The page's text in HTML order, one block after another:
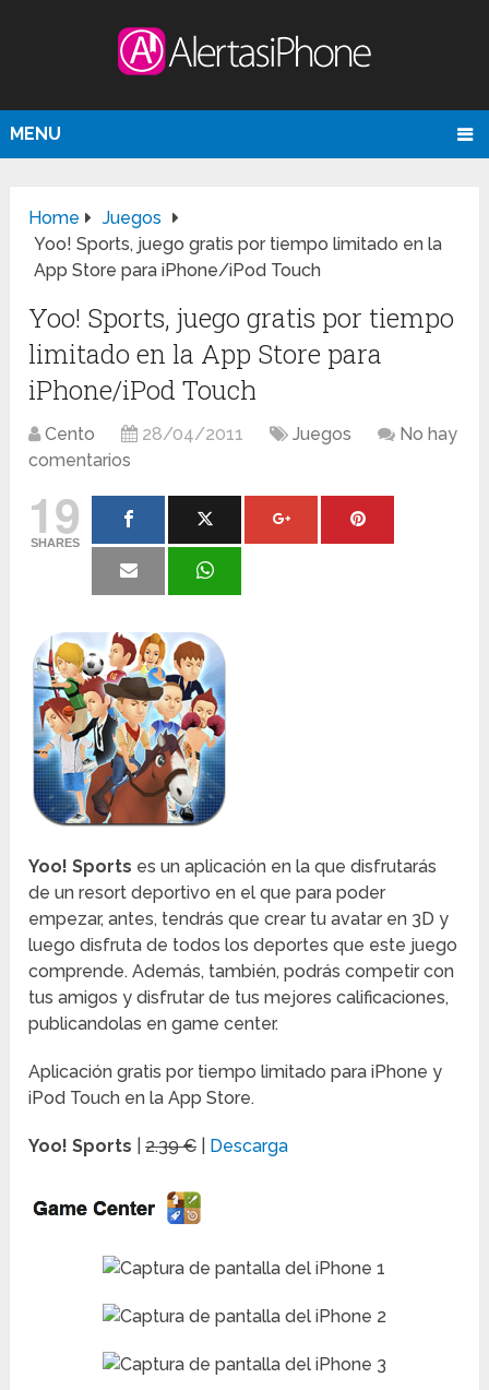
MENU
Home
Juegos
Yoo! Sports, juego gratis por tiempo limitado en la
App Store para iPhone/iPod Touch
Yoo! Sports, juego gratis por tiempo
limitado en la App Store para
iPhone/iPod Touch
Cento 28/04/2011 Juegos
No hay
comentarios
19
SHARES
Yoo! Sports es un aplicación en la que disfrutarás
de un resort deportivo en el que para poder
empezar, antes, tendrás que crear tu avatar en 3D y
luego disfruta de todos los deportes que este juego
comprende. Además, también, podrás competir con
tus amigos y disfrutar de tus mejores calificaciones,
publicandolas en game center.
Aplicación gratis por tiempo limitado para iPhone y
iPod Touch en la App Store.
Yoo! Sports |2.39 € Descarga